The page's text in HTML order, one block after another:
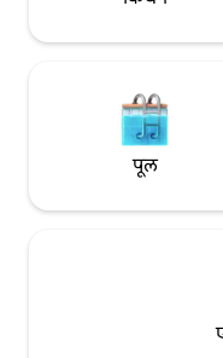
पूल